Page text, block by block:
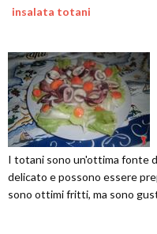
insalata totani
I totani sono un'ottima fonte
delicato e possono essere
sono ottimi fritti, ma sono